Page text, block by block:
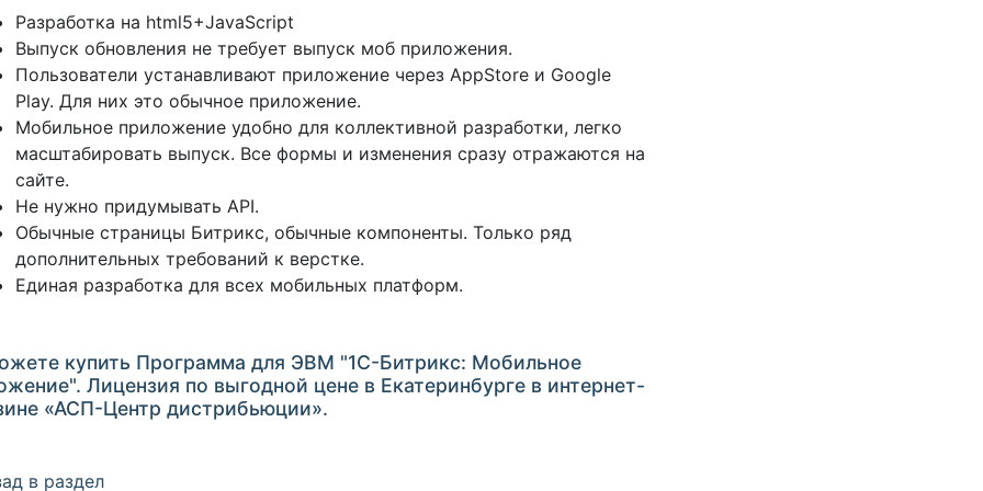
Разработка на html5+JavaScript
Выпуск обновления не требует выпуск моб приложения.
Пользователи устанавливают приложение через AppStore и Google
Play. Для них это обычное приложение.
Мобильное приложение удобно для коллективной разработки, легко
масштабировать выпуск. Все формы и изменения сразу отражаются на
сайте.
Не нужно придумывать API.
Обычные страницы Битрикс, обычные компоненты. Только ряд
дополнительных требований к верстке.
Единая разработка для всех мобильных платформ.
купить Программа для ЭВМ "1С-Битрикс: Мобильное
Лицензия по выгодной цене в Екатеринбурге в интернет-
«АСП-Центр дистрибьюции».
в раздел